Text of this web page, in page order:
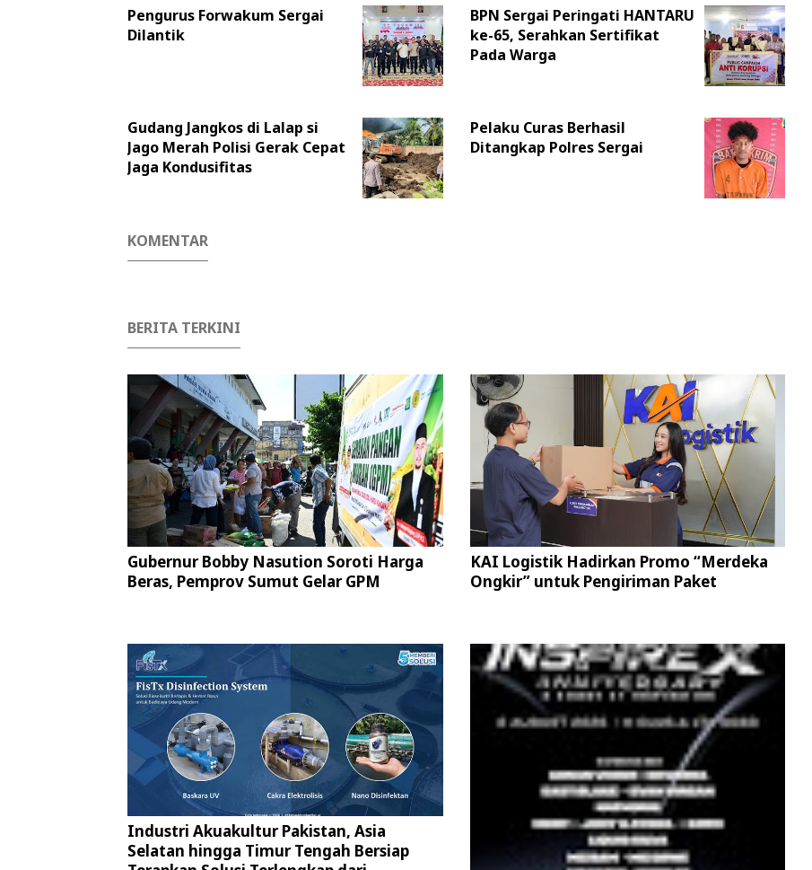
Pengurus Forwakum Sergai
Dilantik
BPN Sergai Peringati HANTARU
ke-65, Serahkan Sertifikat
Pada Warga
Gudang Jangkos di Lalap si
Jago Merah Polisi Gerak Cepat
Jaga Kondusifitas
Pelaku Curas Berhasil
Ditangkap Polres Sergai
KOMENTAR
BERITA TERKINI
Gubernur Bobby Nasution Soroti Harga
Beras, Pemprov Sumut Gelar GPM
KAI Logistik Hadirkan Promo “Merdeka
Ongkir” untuk Pengiriman Paket
Industri Akuakultur Pakistan, Asia
Selatan hingga Timur Tengah Bersiap